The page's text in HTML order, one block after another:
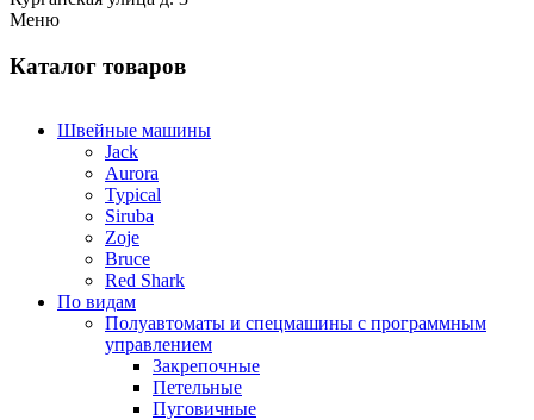
Меню
Каталог товаров
Швейные машины
Jack
Aurora
Typical
Siruba
Zoje
Bruce
Red Shark
По видам
Полуавтоматы и спецмашины с программным
управлением
Закрепочные
Петельные
Пуговичные